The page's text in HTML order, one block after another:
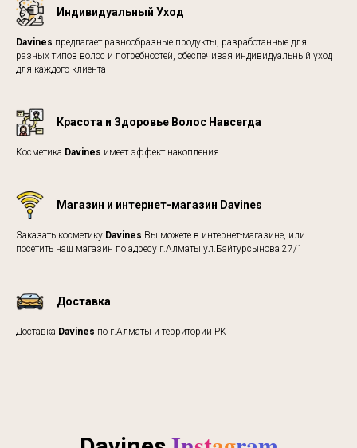
Индивидуальный Уход
Davines предлагает разнообразные продукты, разработанные для
разных типов волос и потребностей, обеспечивая индивидуальный уход
для каждого клиента
Красота и Здоровье Волос Навсегда
Косметика Davines имеет эффект накопления
Магазин и интернет-магазин Davines
Заказать косметику Davines Вы можете в интернет-магазине, или
посетить наш магазин по адресу г.Алматы ул.Байтурсынова 27/1
Доставка
Доставка Davines по г.Алматы и территории РК